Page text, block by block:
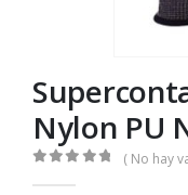
Nylon PU
( No hay